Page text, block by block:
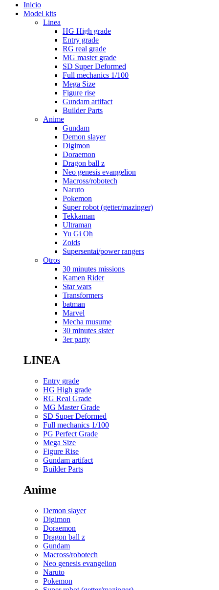
Inicio
Model kits
Linea
HG High grade
Entry grade
RG real grade
MG master grade
SD Super Deformed
Full mechanics 1/100
Mega Size
Figure rise
Gundam artifact
Builder Parts
Anime
Gundam
Demon slayer
Digimon
Doraemon
Dragon ball z
Neo genesis evangelion
Macross/robotech
Naruto
Pokemon
Super robot (getter/mazinger)
Tekkaman
Ultraman
Yu Gi Oh
Zoids
Supersentai/power rangers
Otros
30 minutes missions
Kamen Rider
Star wars
Transformers
batman
Marvel
Mecha musume
30 minutes sister
3er party
LINEA
Entry grade
HG High grade
RG Real Grade
MG Master Grade
SD Super Deformed
Full mechanics 1/100
PG Perfect Grade
Mega Size
Figure Rise
Gundam artifact
Builder Parts
Anime
Demon slayer
Digimon
Doraemon
Dragon ball z
Gundam
Macross/robotech
Neo genesis evangelion
Naruto
Pokemon